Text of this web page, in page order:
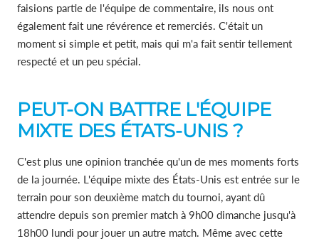
faisions partie de l'équipe de commentaire, ils nous ont
également fait une révérence et remerciés. C'était un
moment si simple et petit, mais qui m'a fait sentir tellement
respecté et un peu spécial.
PEUT-ON BATTRE L'ÉQUIPE
MIXTE DES ÉTATS-UNIS ?
C'est plus une opinion tranchée qu'un de mes moments forts
de la journée. L'équipe mixte des États-Unis est entrée sur le
terrain pour son deuxième match du tournoi, ayant dû
attendre depuis son premier match à 9h00 dimanche jusqu'à
18h00 lundi pour jouer un autre match. Même avec cette